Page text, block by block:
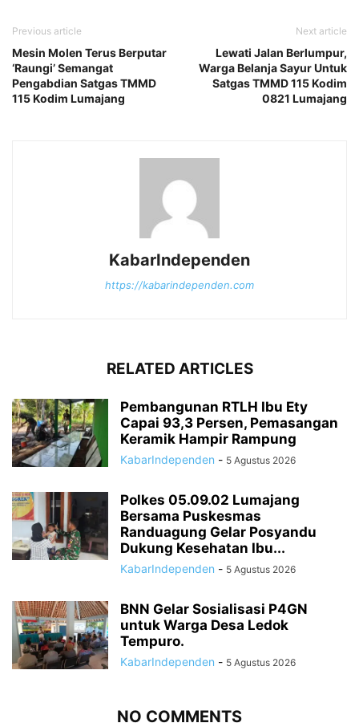
Previous article
Mesin Molen Terus Berputar
‘Raungi’ Semangat
Pengabdian Satgas TMMD
115 Kodim Lumajang
Next article
Lewati Jalan Berlumpur,
Warga Belanja Sayur Untuk
Satgas TMMD 115 Kodim
0821 Lumajang
KabarIndependen
https://kabarindependen.com
RELATED ARTICLES
Pembangunan RTLH Ibu Ety
Capai 93,3 Persen, Pemasangan
Keramik Hampir Rampung
KabarIndependen - 5 Agustus 2026
Polkes 05.09.02 Lumajang
Bersama Puskesmas
Randuagung Gelar Posyandu
Dukung Kesehatan Ibu...
KabarIndependen - 5 Agustus 2026
BNN Gelar Sosialisasi P4GN
untuk Warga Desa Ledok
Tempuro.
KabarIndependen - 5 Agustus 2026
NO COMMENTS